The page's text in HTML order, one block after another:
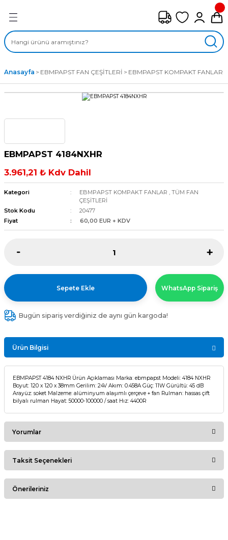
ÇEŞİTLERİ
FANLAR
FANLAR
Anasayfa EBMPAPST FAN ÇEŞİTLERİ EBMPAPST KOMPAKT FANLAR
EBMPAPST 4184NXHR
3.961,21 ₺ Kdv Dahil
Kategori EBMPAPST KOMPAKT FANLAR , TÜM FAN
ÇEŞİTLERİ
Stok Kodu
20477
Fiyat
60,00 EUR + KDV
Sepete Ekle WhatsApp Sipariş
Bugün sipariş verdiğiniz de aynı gün kargoda!
Ürün Bilgisi
EBMPAPST 4184 NXHR Ürün Açıklaması Marka: ebmpapst Modeli: 4184 NXHR
Boyut: 120 x 120 x 38mm Gerilim: 24V Akım: 0.458A Güç: 11W Gürültü: 45 dB
Arayüz: soket Malzeme: alüminyum alaşımlı çerçeve + fan Rulman: hassas çift
bilyalı rulman Hayat: 50000-100000 / saat Hız: 4400R
Yorumlar
Bu ürüne ilk yorumu siz yapın!
Taksit Seçenekleri
Önerileriniz